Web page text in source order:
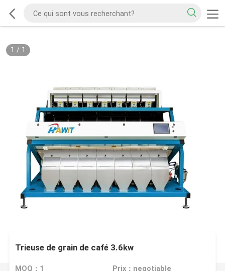
1 / 1
Trieuse de grain de café 3.6kw
MOQ：1 Prix：negotiable